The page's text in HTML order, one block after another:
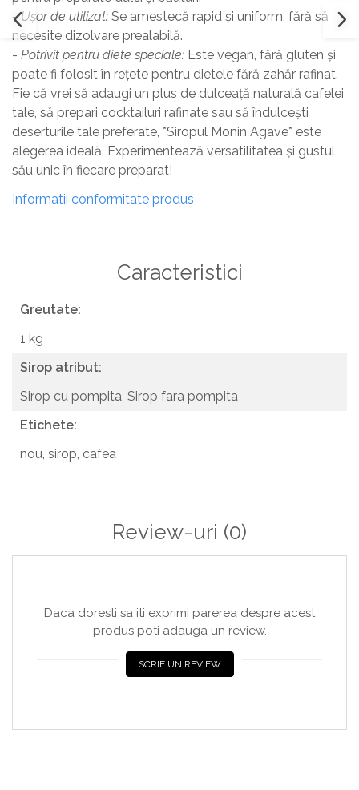
-Ușor de utilizat: Se amestecă rapid și uniform, fără să
necesite dizolvare prealabilă.
- Potrivit pentru diete speciale: Este vegan, fără gluten și
poate fi folosit în rețete pentru dietele fără zahăr rafinat.
Fie că vrei să adaugi un plus de dulceață naturală cafelei
tale, să prepari cocktailuri rafinate sau să îndulcești
deserturile tale preferate, *Siropul Monin Agave* este
alegerea ideală. Experimentează versatilitatea și gustul
său unic în fiecare preparat!
Informatii conformitate produs
Caracteristici
Greutate:
1 kg
Sirop atribut:
Sirop cu pompita, Sirop fara pompita
Etichete:
nou, sirop, cafea
Review-uri (0)
Daca doresti sa iti exprimi parerea despre acest
produs poti adauga un review.
SCRIE UN REVIEW